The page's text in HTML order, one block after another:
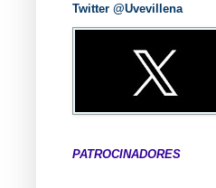
Twitter @Uvevillena
PATROCINADORES